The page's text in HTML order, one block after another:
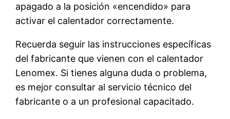
apagado a la posición «encendido» para
activar el calentador correctamente.
Recuerda seguir las instrucciones específicas
del fabricante que vienen con el calentador
Lenomex. Si tienes alguna duda o problema,
es mejor consultar al servicio técnico del
fabricante o a un profesional capacitado.